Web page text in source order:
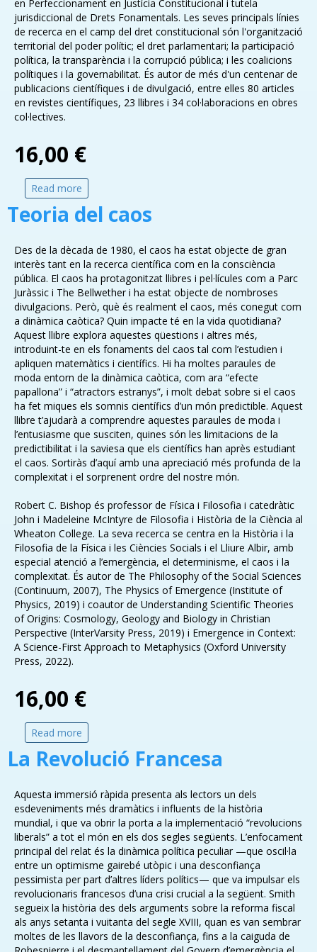
en Perfeccionament en Justícia Constitucional i tutela
jurisdiccional de Drets Fonamentals. Les seves principals línies
de recerca en el camp del dret constitucional són l'organització
territorial del poder polític; el dret parlamentari; la participació
política, la transparència i la corrupció pública; i les coalicions
polítiques i la governabilitat. És autor de més d'un centenar de
publicacions científiques i de divulgació, entre elles 80 articles
en revistes científiques, 23 llibres i 34 col·laboracions en obres
col·lectives.
16,00 €
Read more
Teoria del caos
Des de la dècada de 1980, el caos ha estat objecte de gran
interès tant en la recerca científica com en la consciència
pública. El caos ha protagonitzat llibres i pel·lícules com a Parc
Juràssic i The Bellwether i ha estat objecte de nombroses
divulgacions. Però, què és realment el caos, més conegut com
a dinàmica caòtica? Quin impacte té en la vida quotidiana?
Aquest llibre explora aquestes qüestions i altres més,
introduint-te en els fonaments del caos tal com l’estudien i
apliquen matemàtics i científics. Hi ha moltes paraules de
moda entorn de la dinàmica caòtica, com ara “efecte
papallona” i “atractors estranys”, i molt debat sobre si el caos
ha fet miques els somnis científics d’un món predictible. Aquest
llibre t’ajudarà a comprendre aquestes paraules de moda i
l’entusiasme que susciten, quines són les limitacions de la
predictibilitat i la saviesa que els científics han après estudiant
el caos. Sortiràs d’aquí amb una apreciació més profunda de la
complexitat i el sorprenent ordre del nostre món.
Robert C. Bishop és professor de Física i Filosofia i catedràtic
John i Madeleine McIntyre de Filosofia i Història de la Ciència al
Wheaton College. La seva recerca se centra en la Història i la
Filosofia de la Física i les Ciències Socials i el Lliure Albir, amb
especial atenció a l’emergència, el determinisme, el caos i la
complexitat. És autor de The Philosophy of the Social Sciences
(Continuum, 2007), The Physics of Emergence (Institute of
Physics, 2019) i coautor de Understanding Scientific Theories
of Origins: Cosmology, Geology and Biology in Christian
Perspective (InterVarsity Press, 2019) i Emergence in Context:
A Science-First Approach to Metaphysics (Oxford University
Press, 2022).
16,00 €
Read more
La Revolució Francesa
Aquesta immersió ràpida presenta als lectors un dels
esdeveniments més dramàtics i influents de la història
mundial, i que va obrir la porta a la implementació “revolucions
liberals” a tot el món en els dos segles següents. L’enfocament
principal del relat és la dinàmica política peculiar —que oscil·la
entre un optimisme gairebé utòpic i una desconfiança
pessimista per part d’altres líders polítics— que va impulsar els
revolucionaris francesos d’una crisi crucial a la següent. Smith
segueix la història des dels arguments sobre la reforma fiscal
als anys setanta i vuitanta del segle XVIII, quan es van sembrar
moltes de les llavors de la desconfiança, fins a la caiguda de